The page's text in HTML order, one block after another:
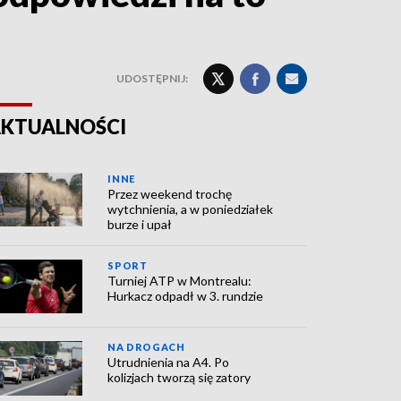
UDOSTĘPNIJ:
INNE
Przez weekend trochę
wytchnienia, a w poniedziałek
burze i upał
SPORT
Turniej ATP w Montrealu:
Hurkacz odpadł w 3. rundzie
NA DROGACH
Utrudnienia na A4. Po
kolizjach tworzą się zatory